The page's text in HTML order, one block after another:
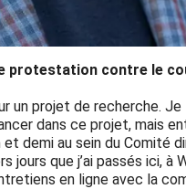
contre le
un projet de recherche.
dans ce projet, mais
demi au sein du
que j’ai passés ici,
en ligne avec la